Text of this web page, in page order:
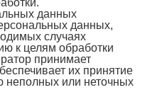
данных
данных,
случаях
к целям обработки
принимает
их принятие
неполных или неточных